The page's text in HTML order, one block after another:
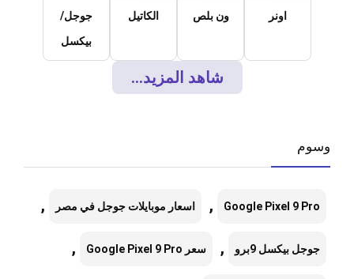
اونر ون بلص الكاتيل
جوجل/
بيكسل
شاهد المزيد...
وسوم
Google Pixel 9 Pro
, اسعار موبايلات جوجل في مصر ,
جوجل بيكسل 9برو , سعر Google Pixel 9 Pro ,